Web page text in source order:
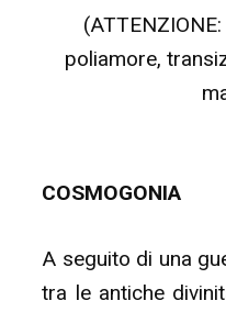
poliamore,
COSMOGONIA
A seguito di una
tra le antiche